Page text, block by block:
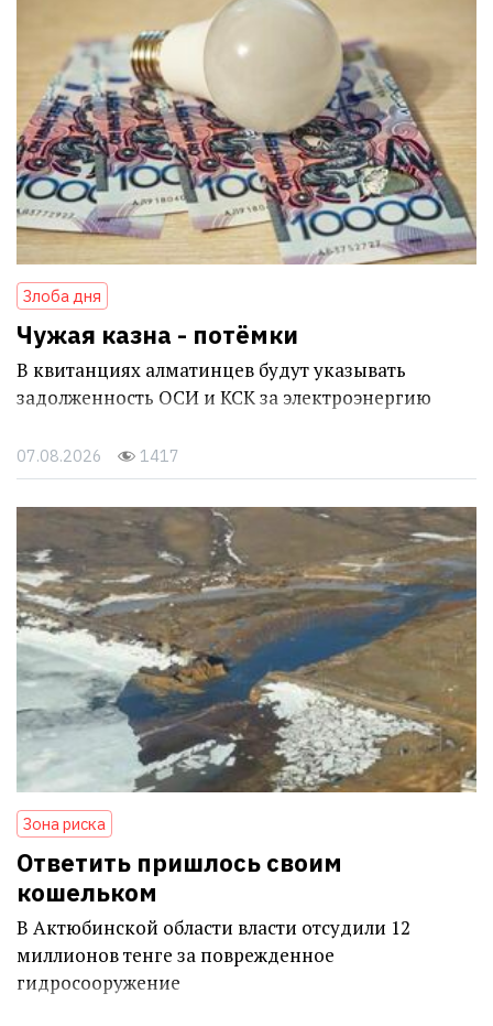
Злоба дня
Чужая казна - потёмки
В квитанциях алматинцев будут указывать
задолженность ОСИ и КСК за электроэнергию
07.08.2026 1417
Зона риска
Ответить пришлось своим
кошельком
В Актюбинской области власти отсудили 12
миллионов тенге за поврежденное
гидросооружение